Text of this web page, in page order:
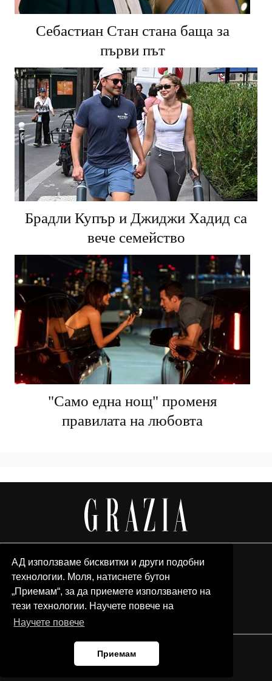
АД използваме бисквитки и други подобни
технологии. Моля, натиснете бутон
„Приемам“, за да приемете използването на
тези технологии. Научете повече на
Научете повече
Приемам
Себастиан Стан стана баща за
първи път
Брадли Купър и Джиджи Хадид са
вече семейство
"Само една нощ" променя
правилата на любовта
© 2026 Grazia Media LLC. All Rights Reserved.
Team Advertising Privacy policy